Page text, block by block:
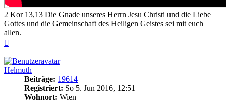
2 Kor 13,13 Die Gnade unseres Herrn Jesu Christi und die Liebe
Gottes und die Gemeinschaft des Heiligen Geistes sei mit euch
allen.
Helmuth
Beiträge: 19614
Registriert: So 5. Jun 2016, 12:51
Wohnort: Wien